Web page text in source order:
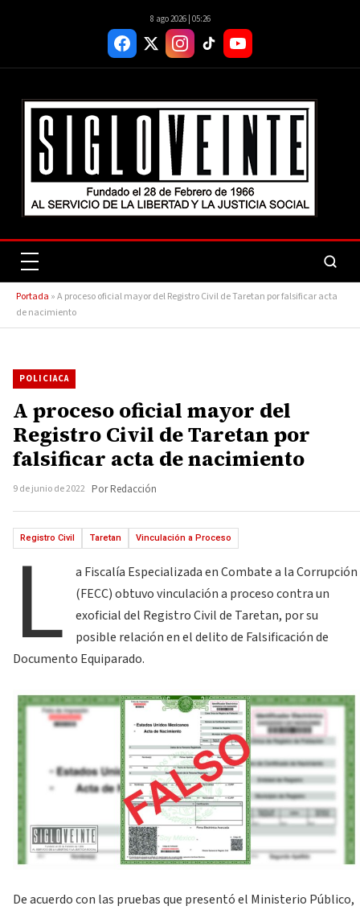
8 ago 2026 | 05:26
Portada »A proceso oficial mayor del Registro Civil de Taretan por falsificar acta
de nacimiento
POLICIACA
A proceso oficial mayor del
Registro Civil de Taretan por
falsificar acta de nacimiento
9 de junio de 2022 Por Redacción
Registro Civil Taretan Vinculación a Proceso
L
a Fiscalía Especializada en Combate a la Corrupción
(FECC) obtuvo vinculación a proceso contra un
exoficial del Registro Civil de Taretan, por su
posible relación en el delito de Falsificación de
Documento Equiparado.
De acuerdo con las pruebas que presentó el Ministerio Público,